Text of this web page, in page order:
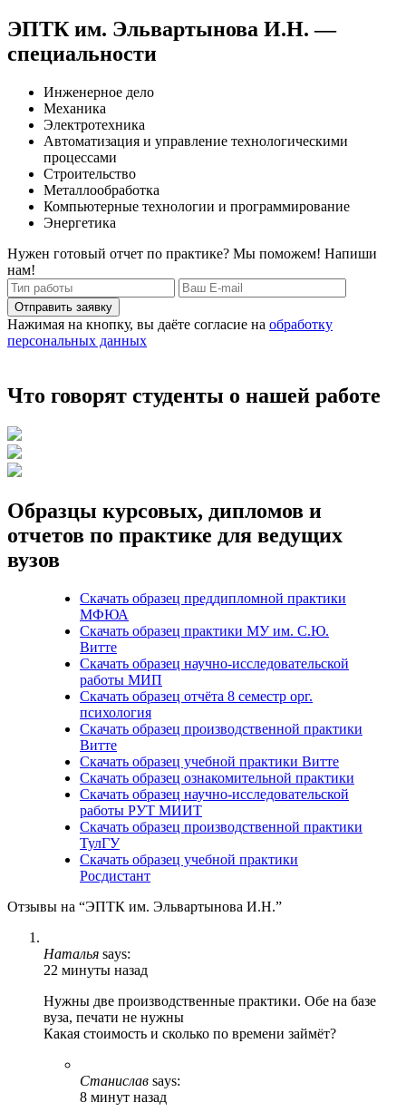
ЭПТК им. Эльвартынова И.Н. —
специальности
Инженерное дело
Механика
Электротехника
Автоматизация и управление технологическими
процессами
Строительство
Металлообработка
Компьютерные технологии и программирование
Энергетика
Нужен готовый отчет по практике? Мы поможем! Напиши
нам!
Отправить заявку
Нажимая на кнопку, вы даёте согласие на обработку
персональных данных
Что говорят студенты о нашей работе
Образцы курсовых, дипломов и
отчетов по практике для ведущих
вузов
Скачать образец преддипломной практики
МФЮА
Скачать образец практики МУ им. С.Ю.
Витте
Скачать образец научно-исследовательской
работы МИП
Скачать образец отчёта 8 семестр орг.
психология
Скачать образец производственной практики
Витте
Скачать образец учебной практики Витте
Скачать образец ознакомительной практики
Скачать образец научно-исследовательской
работы РУТ МИИТ
Скачать образец производственной практики
ТулГУ
Скачать образец учебной практики
Росдистант
Отзывы на “ЭПТК им. Эльвартынова И.Н.”
Наталья says:
22 минуты назад
Нужны две производственные практики. Обе на базе
вуза, печати не нужны
Какая стоимость и сколько по времени займёт?
Станислав says:
8 минут назад